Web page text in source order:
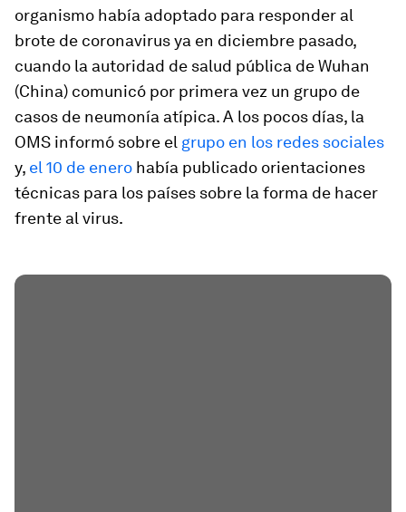
organismo había adoptado para responder al
brote de coronavirus ya en diciembre pasado,
cuando la autoridad de salud pública de Wuhan
(China) comunicó por primera vez un grupo de
casos de neumonía atípica. A los pocos días, la
OMS informó sobre el grupo en los redes sociales
y, el 10 de enero había publicado orientaciones
técnicas para los países sobre la forma de hacer
frente al virus.